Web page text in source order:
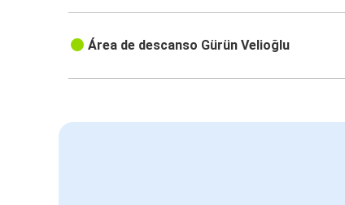
Área de descanso Gürün Velioğlu